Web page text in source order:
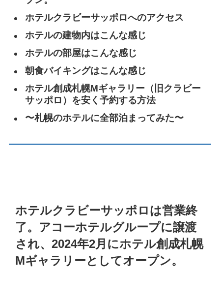
ホテルクラビーサッポロへのアクセス
ホテルの建物内はこんな感じ
ホテルの部屋はこんな感じ
朝食バイキングはこんな感じ
ホテル創成札幌Mギャラリー（旧クラビー
サッポロ）を安く予約する方法
〜札幌のホテルに全部泊まってみた〜
ホテルクラビーサッポロは営業終
了。アコーホテルグループに譲渡
され、2024年2月にホテル創成札幌
Mギャラリーとしてオープン。